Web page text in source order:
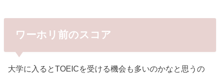
ワーホリ前のスコア
大学に入るとTOEICを受ける機会も多いのかなと思うの